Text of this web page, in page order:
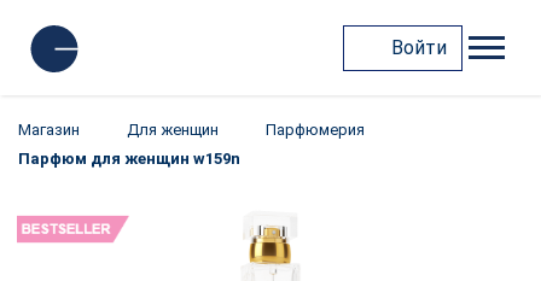
Войти
Магазин Для женщин
Парфюмерия
Парфюм для женщин w159n